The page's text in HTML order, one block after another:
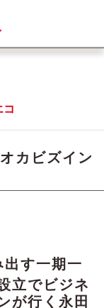
コ
オカビズイン
す一期一
立でビジネ
が行く永田